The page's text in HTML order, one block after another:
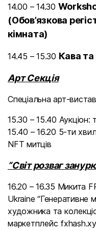
14.00 – 14.30
(Обов’язкова
кімната)
14.45 – 15.30 Кава та
Арт Секція
Спеціальна арт-
15.30 – 15.40 Аукціон:
15.40 – 16.20 5-ти
NFT митців
“Світ розваг
16.20 – 16.35 Микита
Ukraine “Генеративне
художника та
маркетплейс